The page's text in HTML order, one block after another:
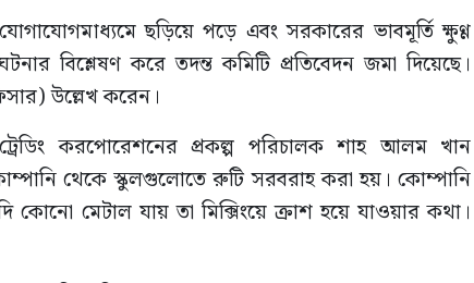
ছড়িয়ে পড়ে এবং সরকারের ভাবমূর্তি ক্ষুণ্ণ
বিশ্লেষণ করে তদন্ত কমিটি প্রতিবেদন জমা দিয়েছে।
উল্লেখ করেন।
করপোরেশনের প্রকল্প পরিচালক শাহ আলম খান
থেকে স্কুলগুলোতে রুটি সরবরাহ করা হয়। কোম্পানি
কোনো মেটাল যায় তা মিক্সিংয়ে ক্রাশ হয়ে যাওয়ার কথা।